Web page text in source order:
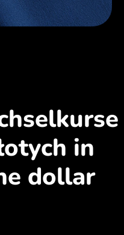
in
dollar